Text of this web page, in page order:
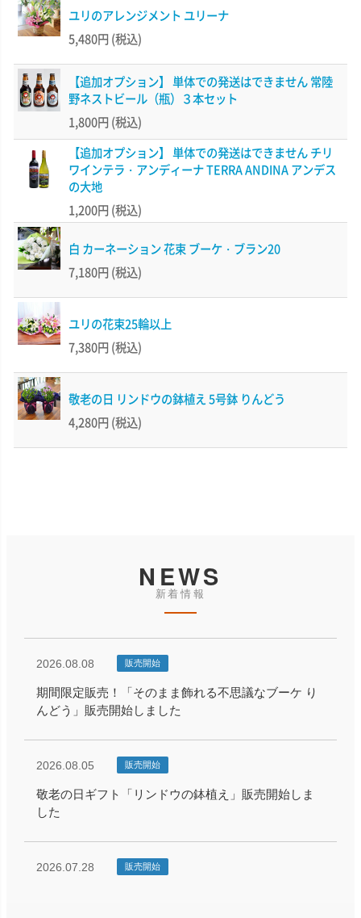
ユリのアレンジメント ユリーナ
5,480円 (税込)
【追加オプション】 単体での発送はできません 常陸
野ネストビール（瓶）３本セット
1,800円 (税込)
【追加オプション】 単体での発送はできません チリ
ワインテラ・アンディーナ TERRA ANDINA アンデス
の大地
1,200円 (税込)
白 カーネーション 花束 ブーケ・ブラン20
7,180円 (税込)
ユリの花束25輪以上
7,380円 (税込)
敬老の日 リンドウの鉢植え 5号鉢 りんどう
4,280円 (税込)